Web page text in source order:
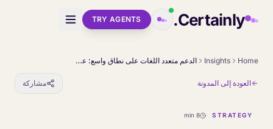
Certainly.
TRY AGENTS
Home
Insights الدعم متعدد اللغات على نطاق واسع: عندما يتفوق الذكاء الاصطناعي على توظيف متحدثين أصليين
العودة إلى المدونة مشاركة
STRATEGY
8 min